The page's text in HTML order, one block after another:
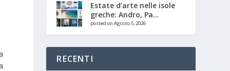
Estate d’arte nelle isole
greche: Andro, Pa...
posted on Agosto 5, 2026
RECENTI